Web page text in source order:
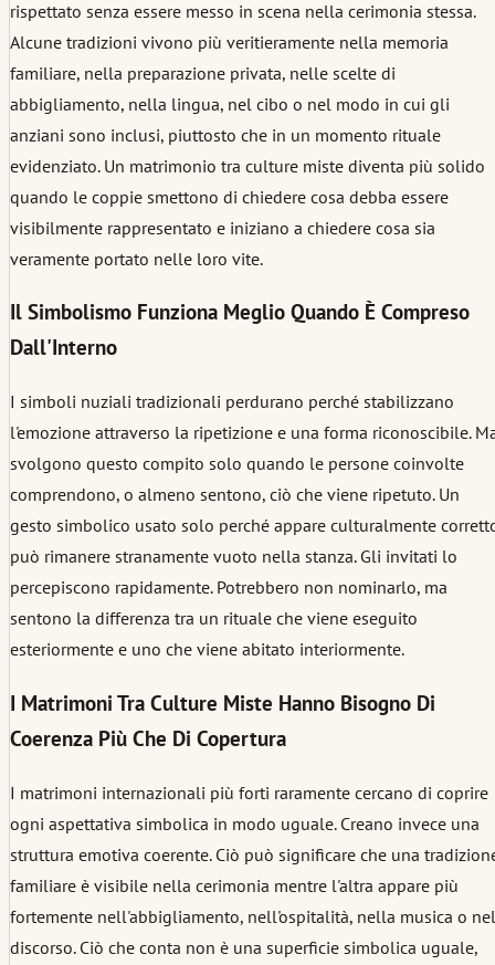
rispettato senza essere messo in scena nella cerimonia stessa.
Alcune tradizioni vivono più veritieramente nella memoria
familiare, nella preparazione privata, nelle scelte di
abbigliamento, nella lingua, nel cibo o nel modo in cui gli
anziani sono inclusi, piuttosto che in un momento rituale
evidenziato. Un matrimonio tra culture miste diventa più solido
quando le coppie smettono di chiedere cosa debba essere
visibilmente rappresentato e iniziano a chiedere cosa sia
veramente portato nelle loro vite.
Il Simbolismo Funziona Meglio Quando È Compreso
Dall'Interno
I simboli nuziali tradizionali perdurano perché stabilizzano
l'emozione attraverso la ripetizione e una forma riconoscibile.
svolgono questo compito solo quando le persone coinvolte
comprendono, o almeno sentono, ciò che viene ripetuto. Un
gesto simbolico usato solo perché appare culturalmente
può rimanere stranamente vuoto nella stanza. Gli invitati lo
percepiscono rapidamente. Potrebbero non nominarlo, ma
sentono la differenza tra un rituale che viene eseguito
esteriormente e uno che viene abitato interiormente.
I Matrimoni Tra Culture Miste Hanno Bisogno Di
Coerenza Più Che Di Copertura
I matrimoni internazionali più forti raramente cercano di coprire
ogni aspettativa simbolica in modo uguale. Creano invece una
struttura emotiva coerente. Ciò può significare che una
familiare è visibile nella cerimonia mentre l'altra appare più
fortemente nell'abbigliamento, nell'ospitalità, nella musica o nel
discorso. Ciò che conta non è una superficie simbolica uguale,